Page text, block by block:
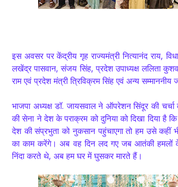
इस अवसर पर केंद्रीय गृह राज्यमंत्री नित्यानंद राय,
लखेंद्र पासवान, संजय सिंह, प्रदेश उपाध्यक्ष ललिता
राम एवं प्रदेश मंत्री त्रिविक्रम सिंह एवं अन्य
भाजपा अध्यक्ष डॉ. जायसवाल ने ऑपरेशन सिंदूर की
की सेना ने देश के पराक्रम को दुनिया को दिखा दिया है
देश की संप्रभुता को नुकसान पहुंचाएगा तो हम उसे कहीं
का काम करेंगे। अब वह दिन लद गए जब आतंकी हमलों
निंदा करते थे, अब हम घर में घुसकर मारते हैं।